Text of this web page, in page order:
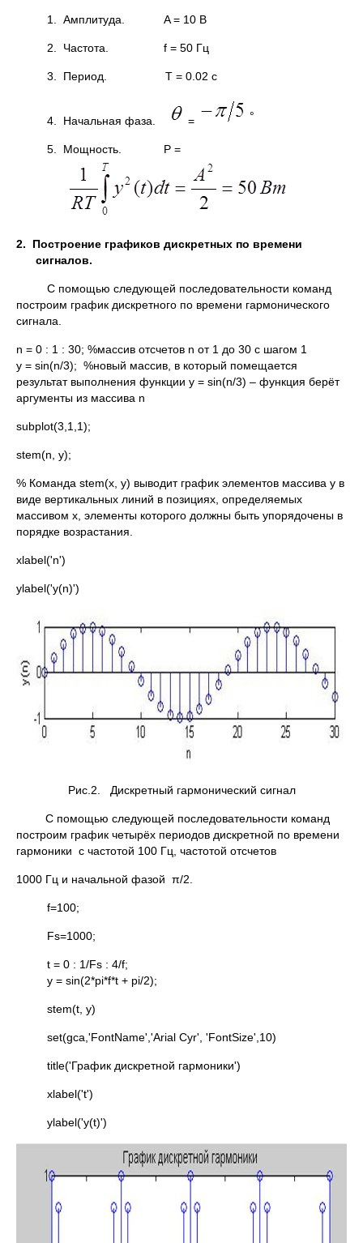
1. Амплитуда. A = 10 В
2. Частота. f = 50 Гц
3. Период. T = 0.02 с
4. Начальная фаза. = °
5. Мощность. P =
2. Построение графиков дискретных по времени
сигналов.
С помощью следующей последовательности команд
построим график дискретного по времени гармонического
сигнала.
n = 0 : 1 : 30; %массив отсчетов n от 1 до 30 с шагом 1
y = sin(n/3); %новый массив, в который помещается
результат выполнения функции y = sin(n/3) – функция берёт
аргументы из массива n
subplot(3,1,1);
stem(n, y);
% Команда stem(x, y) выводит график элементов массива y в
виде вертикальных линий в позициях, определяемых
массивом x, элементы которого должны быть упорядочены в
порядке возрастания.
xlabel('n')
ylabel('y(n)')
Рис.2. Дискретный гармонический сигнал
С помощью следующей последовательности команд
построим график четырёх периодов дискретной по времени
гармоники с частотой 100 Гц, частотой отсчетов
1000 Гц и начальной фазой π/2.
f=100;
Fs=1000;
t = 0 : 1/Fs : 4/f;
y = sin(2*pi*f*t + pi/2);
stem(t, y)
set(gca,'FontName','Arial Cyr', 'FontSize',10)
title('График дискретной гармоники')
xlabel('t')
ylabel('y(t)')